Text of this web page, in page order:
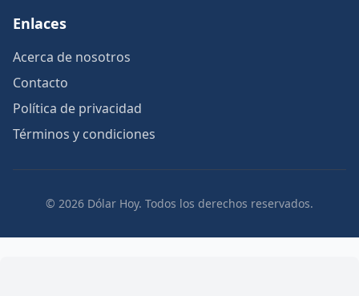
Enlaces
Acerca de nosotros
Contacto
Política de privacidad
Términos y condiciones
© 2026 Dólar Hoy. Todos los derechos reservados.